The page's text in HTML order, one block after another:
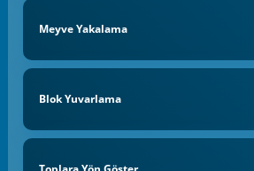
Meyve Yakalama
Blok Yuvarlama